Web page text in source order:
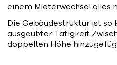
einem Mieterwechsel alles
Die Gebäudestruktur ist so
ausgeübter Tätigkeit
doppelten Höhe